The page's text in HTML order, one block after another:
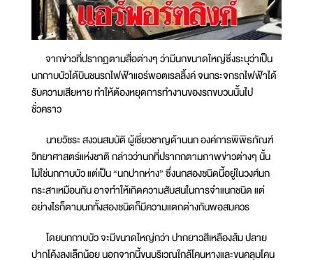
จากข่าวที่ปรากฏตามสื่อต่างๆ ว่ามีนกขนาดใหญ่ซึ่งระบุว่าเป็น
นกกาบบัวได้บินชนรถไฟฟ้าแอร์พอตเรลลิ้งค์ จนกระจกรถไฟฟ้าได้
รับความเสียหาย ทำให้ต้องหยุดการทำงานของรถขบวนนั้นไป
ชั่วคราว
นายวัชระ สงวนสมบัติ ผู้เชี่ยวชาญด้านนก องค์การพิพิธภัณฑ์
วิทยาศาสตร์แห่งชาติ กล่าวว่านกที่ปรากกตามภาพข่าวต่างๆ นั้น
ไม่ใช่นกกาบบัว แต่เป็น “นกปากห่าง” ซึ่งนกสองชนิดนี้อยู่ในวงศ์นก
กระสาเหมือนกัน อาจทำให้เกิดความสับสนในการจำแนกชนิด แต่
อย่างไรก็ตามนกทั้งสองชนิดก็มีความแตกต่างกันพอสมควร
โดยนกกาบบัว จะมีขนาดใหญ่กว่า ปากยาวสีเหลืองส้ม ปลาย
ปากโค้งลงเล็กน้อย นอกจากนี้ขนบริเวณใกล้โคนหางและขนคลุมโคน